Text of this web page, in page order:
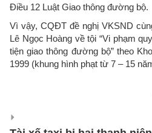
Điều 12 Luật Giao thông đường bộ.
Vì vậy, CQĐT đề nghị VKSND
Lê Ngọc Hoàng về tội “Vi phạm
tiện giao thông đường bộ” theo
1999 (khung hình phạt từ 7 – 15